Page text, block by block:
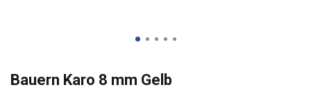
Bauern Karo 8 mm Gelb